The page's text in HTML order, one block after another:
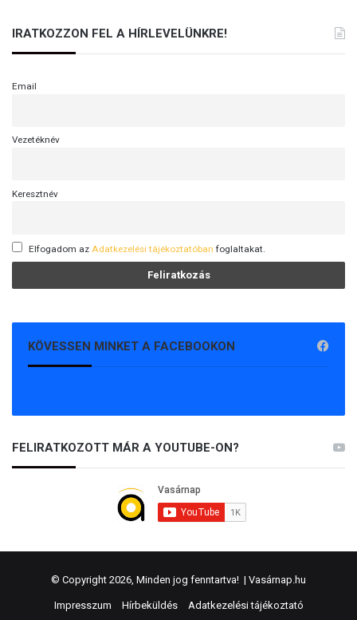
IRATKOZZON FEL A HÍRLEVELÜNKRE!
Email
Vezetéknév
Keresztnév
Elfogadom az Adatkezelési tájékoztatóban foglaltakat.
KÖVESSEN MINKET A FACEBOOKON
FELIRATKOZOTT MÁR A YOUTUBE-ON?
© Copyright 2026, Minden jog fenntartva! | Vasárnap.hu
Impresszum Hírbeküldés Adatkezelési tájékoztató